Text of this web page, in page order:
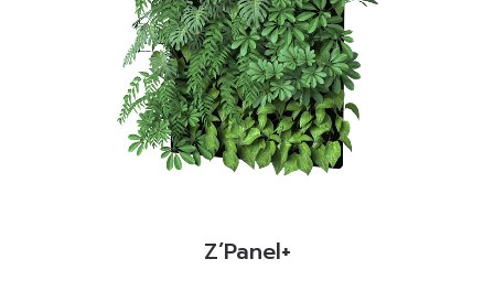
Z’Panel+